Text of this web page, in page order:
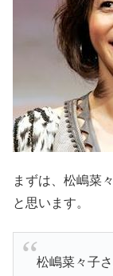
まずは、松嶋菜
と思います。
松嶋菜々子